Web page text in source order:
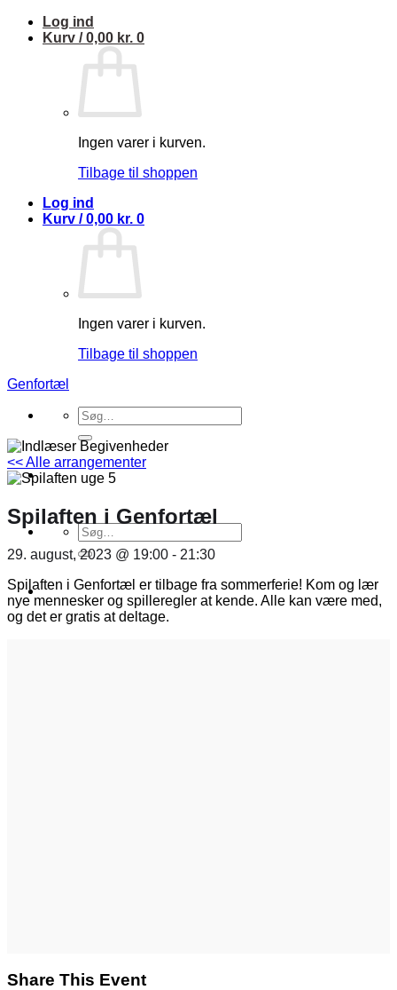
FortsætLog ind
Kurv /0,00 kr. 0
Ingen varer i kurven.
Tilbage til shoppen
Log ind
Kurv /0,00 kr. 0
Ingen varer i kurven.
Tilbage til shoppen
Genfortæl
Søg
efter:
Søg
efter:
<< Alle arrangementer
Spilaften i Genfortæl
29. august, 2023 @ 19:00 - 21:30
Spilaften i Genfortæl er tilbage fra sommerferie! Kom og lær
nye mennesker og spilleregler at kende. Alle kan være med,
og det er gratis at deltage.
Share This Event